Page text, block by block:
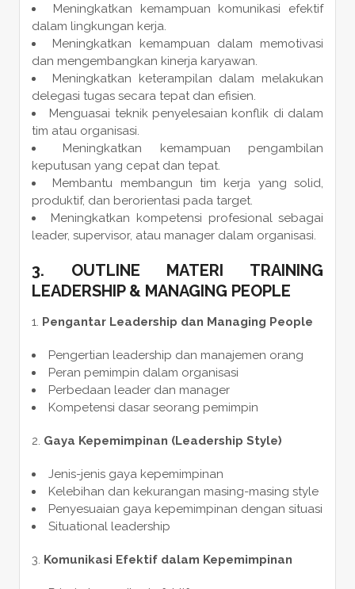
Meningkatkan kemampuan komunikasi efektif
dalam lingkungan kerja.
Meningkatkan kemampuan dalam memotivasi
dan mengembangkan kinerja karyawan.
Meningkatkan keterampilan dalam melakukan
delegasi tugas secara tepat dan efisien.
Menguasai teknik penyelesaian konflik di dalam
tim atau organisasi.
Meningkatkan kemampuan pengambilan
keputusan yang cepat dan tepat.
Membantu membangun tim kerja yang solid,
produktif, dan berorientasi pada target.
Meningkatkan kompetensi profesional sebagai
leader, supervisor, atau manager dalam organisasi.
3. OUTLINE MATERI TRAINING
LEADERSHIP & MANAGING PEOPLE
Pengantar Leadership dan Managing People
Pengertian leadership dan manajemen orang
Peran pemimpin dalam organisasi
Perbedaan leader dan manager
Kompetensi dasar seorang pemimpin
Gaya Kepemimpinan (Leadership Style)
Jenis-jenis gaya kepemimpinan
Kelebihan dan kekurangan masing-masing style
Penyesuaian gaya kepemimpinan dengan situasi
Situational leadership
Komunikasi Efektif dalam Kepemimpinan